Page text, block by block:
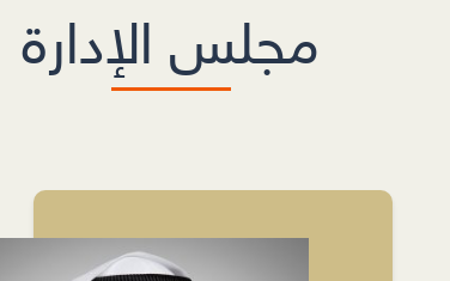
رسالة المدير العاممجلس الإدارة